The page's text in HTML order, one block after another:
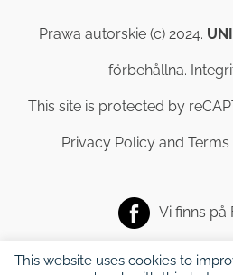
Prawa autorskie (c) 2024.
förbehållna.
This site is protected by
Privacy Policy and
Vi finns på
This website uses cookies to